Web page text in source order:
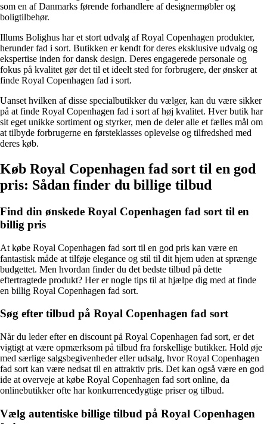
som en af Danmarks førende forhandlere af designermøbler og
boligtilbehør.
Illums Bolighus har et stort udvalg af Royal Copenhagen produkter,
herunder fad i sort. Butikken er kendt for deres eksklusive udvalg og
ekspertise inden for dansk design. Deres engagerede personale og
fokus på kvalitet gør det til et ideelt sted for forbrugere, der ønsker at
finde Royal Copenhagen fad i sort.
Uanset hvilken af disse specialbutikker du vælger, kan du være sikker
på at finde Royal Copenhagen fad i sort af høj kvalitet. Hver butik har
sit eget unikke sortiment og styrker, men de deler alle et fælles mål om
at tilbyde forbrugerne en førsteklasses oplevelse og tilfredshed med
deres køb.
Køb Royal Copenhagen fad sort til en god
pris: Sådan finder du billige tilbud
Find din ønskede Royal Copenhagen fad sort til en
billig pris
At købe Royal Copenhagen fad sort til en god pris kan være en
fantastisk måde at tilføje elegance og stil til dit hjem uden at sprænge
budgettet. Men hvordan finder du det bedste tilbud på dette
eftertragtede produkt? Her er nogle tips til at hjælpe dig med at finde
en billig Royal Copenhagen fad sort.
Søg efter tilbud på Royal Copenhagen fad sort
Når du leder efter en discount på Royal Copenhagen fad sort, er det
vigtigt at være opmærksom på tilbud fra forskellige butikker. Hold øje
med særlige salgsbegivenheder eller udsalg, hvor Royal Copenhagen
fad sort kan være nedsat til en attraktiv pris. Det kan også være en god
ide at overveje at købe Royal Copenhagen fad sort online, da
onlinebutikker ofte har konkurrencedygtige priser og tilbud.
Vælg autentiske billige tilbud på Royal Copenhagen